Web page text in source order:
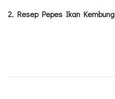
2. Resep Pepes Ikan Kembung